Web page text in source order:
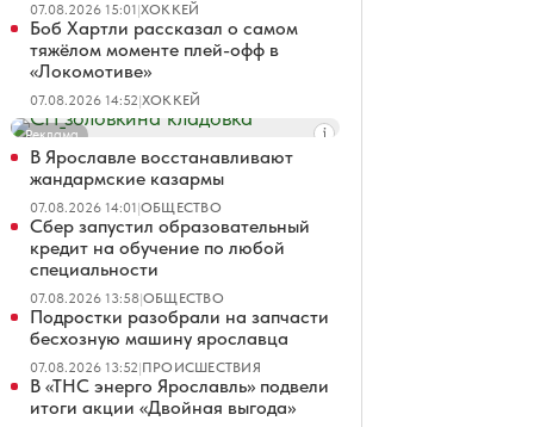
07.08.2026 15:01|ХОККЕЙ
Боб Хартли рассказал о самом
тяжёлом моменте плей-офф в
«Локомотиве»
07.08.2026 14:52|ХОККЕЙ
Реклама
В Ярославле восстанавливают
жандармские казармы
07.08.2026 14:01|ОБЩЕСТВО
Сбер запустил образовательный
кредит на обучение по любой
специальности
07.08.2026 13:58|ОБЩЕСТВО
Подростки разобрали на запчасти
бесхозную машину ярославца
07.08.2026 13:52|ПРОИСШЕСТВИЯ
В «ТНС энерго Ярославль» подвели
итоги акции «Двойная выгода»